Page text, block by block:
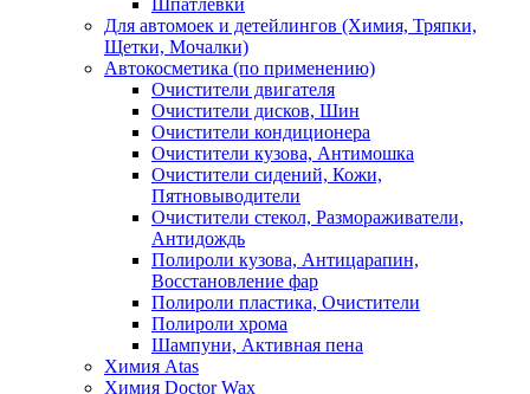
Шпатлевки
Для автомоек и детейлингов (Химия, Тряпки,
Щетки, Мочалки)
Автокосметика (по применению)
Очистители двигателя
Очистители дисков, Шин
Очистители кондиционера
Очистители кузова, Антимошка
Очистители сидений, Кожи,
Пятновыводители
Очистители стекол, Размораживатели,
Антидождь
Полироли кузова, Антицарапин,
Восстановление фар
Полироли пластика, Очистители
Полироли хрома
Шампуни, Активная пена
Химия Atas
Химия Doctor Wax